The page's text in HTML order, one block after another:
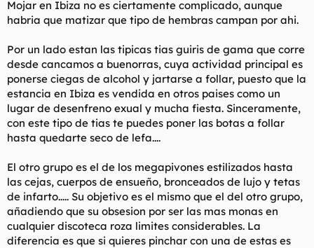
Mojar en Ibiza no es ciertamente complicado, aunque
habria que matizar que tipo de hembras campan por ahi.
Por un lado estan las tipicas tias guiris de gama que corre
desde cancamos a buenorras, cuya actividad principal es
ponerse ciegas de alcohol y jartarse a follar, puesto que la
estancia en Ibiza es vendida en otros paises como un
lugar de desenfreno exual y mucha fiesta. Sinceramente,
con este tipo de tias te puedes poner las botas a follar
hasta quedarte seco de lefa....
El otro grupo es el de los megapivones estilizados hasta
las cejas, cuerpos de ensueño, bronceados de lujo y tetas
de infarto..... Su objetivo es el mismo que el del otro grupo,
añadiendo que su obsesion por ser las mas monas en
cualquier discoteca roza limites considerables. La
diferencia es que si quieres pinchar con una de estas es